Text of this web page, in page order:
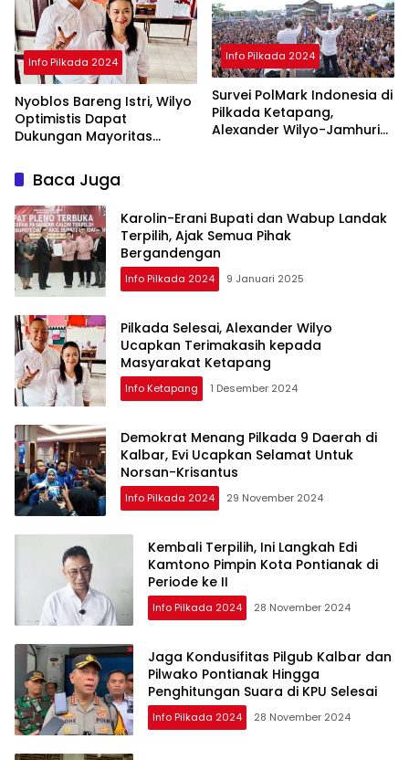
Info Pilkada 2024
Nyoblos Bareng Istri, Wilyo
Optimistis Dapat
Dukungan Mayoritas
Info Pilkada 2024
Survei PolMark Indonesia di
Pilkada Ketapang,
Alexander Wilyo-Jamhuri
Baca Juga
Karolin-Erani Bupati dan Wabup Landak
Terpilih, Ajak Semua Pihak
Bergandengan
Info Pilkada 2024 9 Januari 2025
Pilkada Selesai, Alexander Wilyo
Ucapkan Terimakasih kepada
Masyarakat Ketapang
Info Ketapang 1 Desember 2024
Demokrat Menang Pilkada 9 Daerah di
Kalbar, Evi Ucapkan Selamat Untuk
Norsan-Krisantus
Info Pilkada 2024 29 November 2024
Kembali Terpilih, Ini Langkah Edi
Kamtono Pimpin Kota Pontianak di
Periode ke II
Info Pilkada 2024 28 November 2024
Jaga Kondusifitas Pilgub Kalbar dan
Pilwako Pontianak Hingga
Penghitungan Suara di KPU Selesai
Info Pilkada 2024 28 November 2024